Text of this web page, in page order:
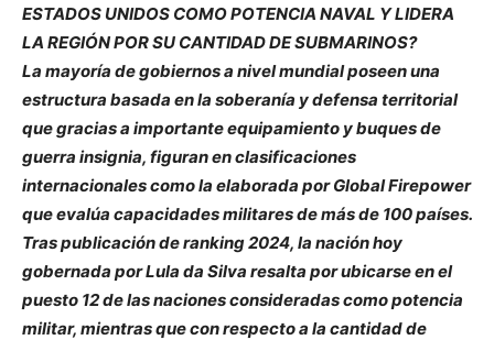
ESTADOS UNIDOS COMO POTENCIA NAVAL Y LIDERA
LA REGIÓN POR SU CANTIDAD DE SUBMARINOS?
La mayoría de gobiernos a nivel mundial poseen una
estructura basada en la soberanía y defensa territorial
que gracias a importante equipamiento y buques de
guerra insignia, figuran en clasificaciones
internacionales como la elaborada por Global Firepower
que evalúa capacidades militares de más de 100 países.
Tras publicación de ranking 2024, la nación hoy
gobernada por Lula da Silva resalta por ubicarse en el
puesto 12 de las naciones consideradas como potencia
militar, mientras que con respecto a la cantidad de